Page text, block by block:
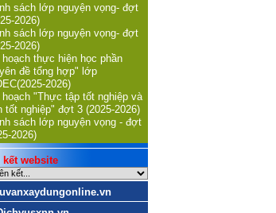
sách lớp nguyện vọng- đợt
2026)
sách lớp nguyện vọng- đợt
2026)
hoạch thực hiện học phần
đề tổng hợp" lớp
2026)
hoạch "Thực tập tốt nghiệp và
tốt nghiệp" đợt 3 (2025-2026)
sách lớp nguyện vọng - đợt
2026)
website